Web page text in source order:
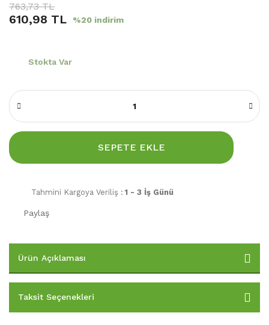
763,73 TL
610,98 TL %20 indirim
Stokta Var
SEPETE EKLE
Tahmini Kargoya Veriliş : 1 - 3 İş Günü
Paylaş
Ürün Açıklaması
Taksit Seçenekleri